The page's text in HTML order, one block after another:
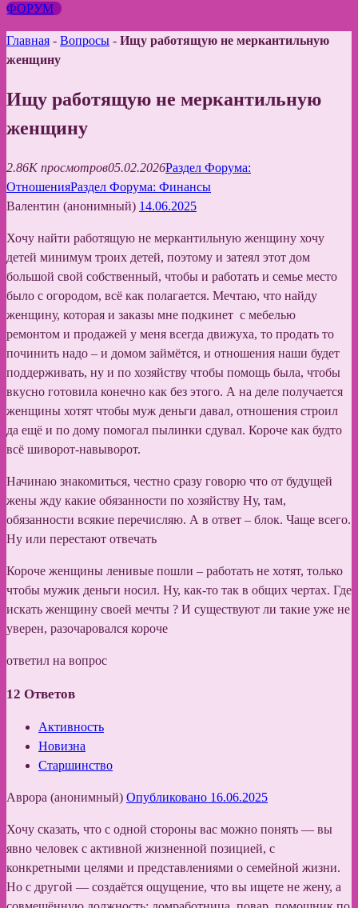
ФОРУМ
Главная - Вопросы - Ищу работящую не меркантильную
женщину
Ищу работящую не меркантильную
женщину
2.86K просмотров05.02.2026Раздел Форума:
ОтношенияРаздел Форума: Финансы
Валентин (анонимный) 14.06.2025
Хочу найти работящую не меркантильную женщину хочу
детей минимум троих детей, поэтому и затеял этот дом
большой свой собственный, чтобы и работать и семье место
было с огородом, всё как полагается. Мечтаю, что найду
женщину, которая и заказы мне подкинет с мебелью
ремонтом и продажей у меня всегда движуха, то продать то
починить надо – и домом займётся, и отношения наши будет
поддерживать, ну и по хозяйству чтобы помощь была, чтобы
вкусно готовила конечно как без этого. А на деле получается
женщины хотят чтобы муж деньги давал, отношения строил
да ещё и по дому помогал пылинки сдувал. Короче как будто
всё шиворот-навыворот.
Начинаю знакомиться, честно сразу говорю что от будущей
жены жду какие обязанности по хозяйству Ну, там,
обязанности всякие перечисляю. А в ответ – блок. Чаще всего.
Ну или перестают отвечать
Короче женщины ленивые пошли – работать не хотят, только
чтобы мужик деньги носил. Ну, как-то так в общих чертах. Где
искать женщину своей мечты ? И существуют ли такие уже не
уверен, разочаровался короче
ответил на вопрос
12 Ответов
Активность
Новизна
Старшинство
Аврора (анонимный) Опубликовано 16.06.2025
Хочу сказать, что с одной стороны вас можно понять — вы
явно человек с активной жизненной позицией, с
конкретными целями и представлениями о семейной жизни.
Но с другой — создаётся ощущение, что вы ищете не жену, а